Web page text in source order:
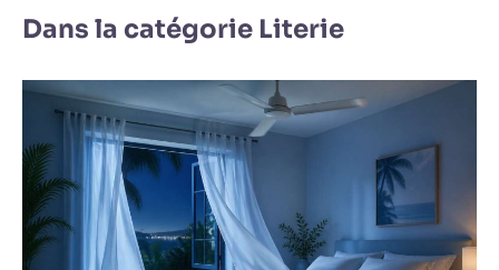
Dans la catégorie Literie